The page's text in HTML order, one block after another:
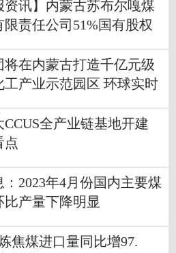
资讯】内蒙古苏布尔嘎煤
限责任公司51%国有股权
将在内蒙古打造千亿元级
工产业示范园区 环球实时
CCUS全产业链基地开建
点
：2023年4月份国内主要煤
比产量下降明显
焦煤进口量同比增97.